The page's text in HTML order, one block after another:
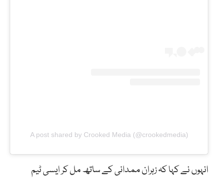
A post shared by Crooked Media (@crookedmedia)
انہوں نے کہا کہ زہران ممدانی کے ساتھ مل کر ایسی ٹیم